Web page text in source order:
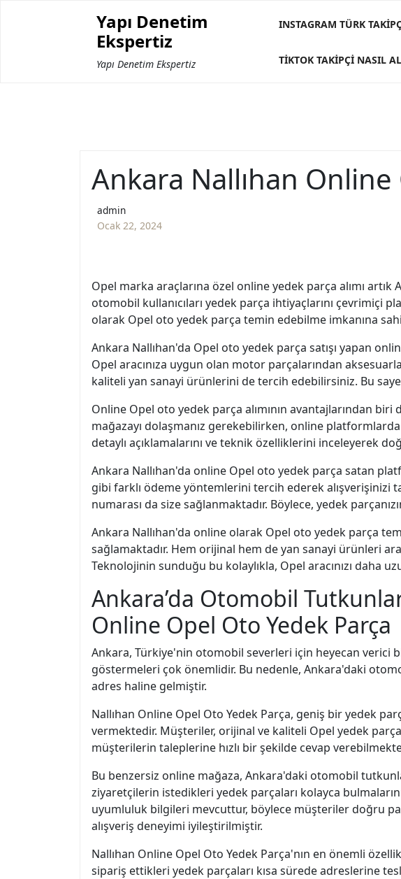
Yapı Denetim
Ekspertiz
Yapı Denetim Ekspertiz
INSTAGRAM TÜRK
TIKTOK TAKIPÇI NASIL
Ankara Nallıhan
admin
Ocak 22, 2024
Opel marka araçlarına özel online yedek parça alımı
otomobil kullanıcıları yedek parça ihtiyaçlarını çevrimiçi
olarak Opel oto yedek parça temin edebilme imkanına
Ankara Nallıhan'da Opel oto yedek parça satışı yapan
Opel aracınıza uygun olan motor parçalarından
kaliteli yan sanayi ürünlerini de tercih edebilirsiniz. Bu
Online Opel oto yedek parça alımının avantajlarından
mağazayı dolaşmanız gerekebilirken, online
detaylı açıklamalarını ve teknik özelliklerini inceleyerek
Ankara Nallıhan'da online Opel oto yedek parça satan
gibi farklı ödeme yöntemlerini tercih ederek
numarası da size sağlanmaktadır. Böylece, yedek
Ankara Nallıhan'da online olarak Opel oto yedek parça
sağlamaktadır. Hem orijinal hem de yan sanayi ürünleri
Teknolojinin sunduğu bu kolaylıkla, Opel aracınızı
Ankara’da Otomobil
Online Opel Oto Yedek Parça
Ankara, Türkiye'nin otomobil severleri için heyecan verici
göstermeleri çok önemlidir. Bu nedenle, Ankara'daki
adres haline gelmiştir.
Nallıhan Online Opel Oto Yedek Parça, geniş bir yedek
vermektedir. Müşteriler, orijinal ve kaliteli Opel yedek
müşterilerin taleplerine hızlı bir şekilde cevap
Bu benzersiz online mağaza, Ankara'daki otomobil
ziyaretçilerin istedikleri yedek parçaları kolayca
uyumluluk bilgileri mevcuttur, böylece müşteriler doğru
alışveriş deneyimi iyileştirilmiştir.
Nallıhan Online Opel Oto Yedek Parça'nın en önemli
sipariş ettikleri yedek parçaları kısa sürede adreslerine